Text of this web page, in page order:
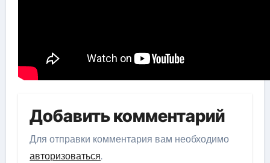
Добавить комментарий
Для отправки комментария вам необходимо
авторизоваться.